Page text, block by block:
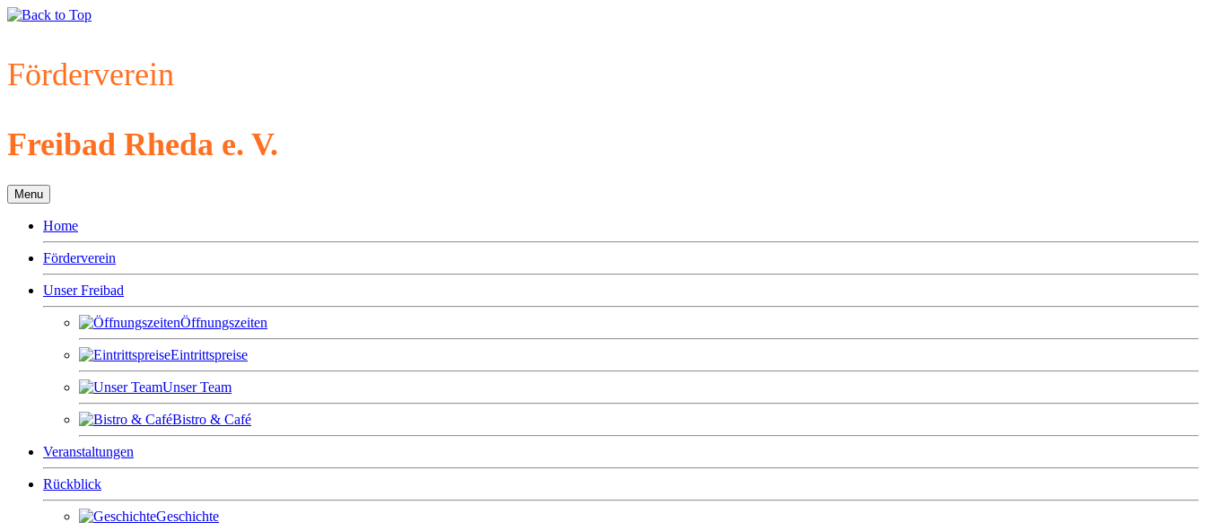
Förderverein
Freibad Rheda e. V.
Menu
Home
Förderverein
Unser Freibad
Öffnungszeiten
Eintrittspreise
Unser Team
Bistro & Café
Veranstaltungen
Rückblick
Geschichte